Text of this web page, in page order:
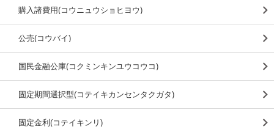
購入諸費用(コウニュウショヒヨウ)
公売(コウバイ)
国民金融公庫(コクミンキンユウコウコ)
固定期間選択型(コテイキカンセンタクガタ)
固定金利(コテイキンリ)